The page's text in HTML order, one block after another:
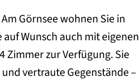
Görnsee wohnen Sie in
Wunsch auch mit eigenen
Zimmer zur Verfügung. Sie
vertraute Gegenstände –